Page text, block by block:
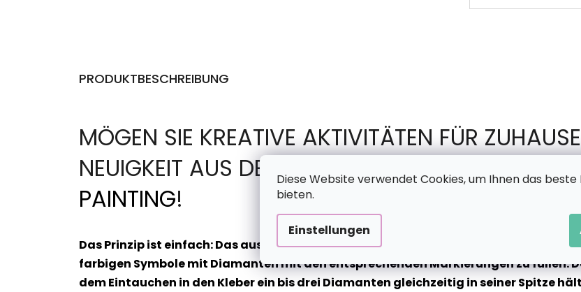
Diese Website verwendet Cookies, um Ihnen das beste
bieten.
Einstellungen
PRODUKTBESCHREIBUNG
MÖGEN SIE KREATIVE AKTIVITÄTEN FÜR
NEUIGKEIT AUS DER TSCHECHISCHEN
PAINTING!
Das Prinzip ist einfach: Das ausgewählte Motiv wird auf eine klebrige Leinwand
farbigen Symbole mit Diamanten mit den entsprechenden Markierungen zu füllen.
dem Eintauchen in den Kleber ein bis drei Diamanten gleichzeitig in seiner Spitze